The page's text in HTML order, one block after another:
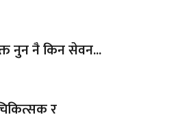
नुन नै किन सेवन...
र